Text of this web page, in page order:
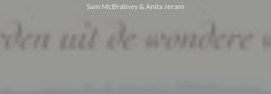
Sam McBratney & Anita Jeram